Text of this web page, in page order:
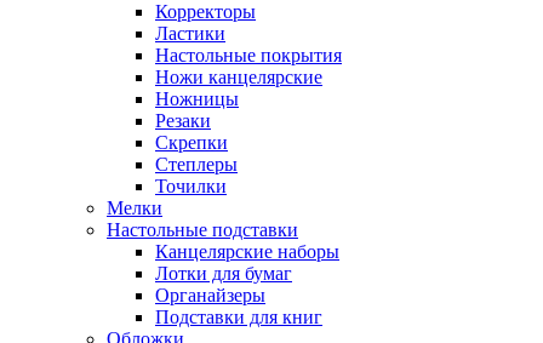
Корректоры
Ластики
Настольные покрытия
Ножи канцелярские
Ножницы
Резаки
Скрепки
Степлеры
Точилки
Мелки
Настольные подставки
Канцелярские наборы
Лотки для бумаг
Органайзеры
Подставки для книг
Обложки